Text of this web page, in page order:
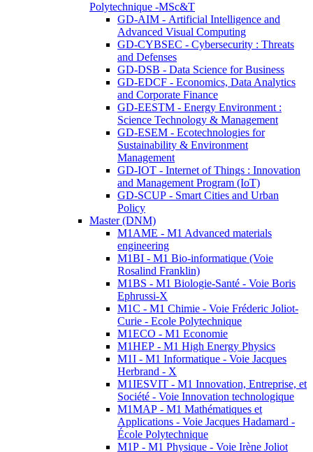
Polytechnique -MSc&T
GD-AIM - Artificial Intelligence and
Advanced Visual Computing
GD-CYBSEC - Cybersecurity : Threats
and Defenses
GD-DSB - Data Science for Business
GD-EDCF - Economics, Data Analytics
and Corporate Finance
GD-EESTM - Energy Environment :
Science Technology & Management
GD-ESEM - Ecotechnologies for
Sustainability & Environment
Management
GD-IOT - Internet of Things : Innovation
and Management Program (IoT)
GD-SCUP - Smart Cities and Urban
Policy
Master (DNM)
M1AME - M1 Advanced materials
engineering
M1BI - M1 Bio-informatique (Voie
Rosalind Franklin)
M1BS - M1 Biologie-Santé - Voie Boris
Ephrussi-X
M1C - M1 Chimie - Voie Fréderic Joliot-
Curie - Ecole Polytechnique
M1ECO - M1 Economie
M1HEP - M1 High Energy Physics
M1I - M1 Informatique - Voie Jacques
Herbrand - X
M1IESVIT - M1 Innovation, Entreprise, et
Société - Voie Innovation technologique
M1MAP - M1 Mathématiques et
Applications - Voie Jacques Hadamard -
École Polytechnique
M1P - M1 Physique - Voie Irène Joliot